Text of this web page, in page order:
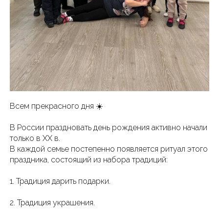
Всем прекрасного дня ☀️
В России праздновать день рождения активно начали
только в XX в.
В каждой семье постепенно появляется ритуал этого
праздника, состоящий из набора традиций:
1. Традиция дарить подарки.
2. Традиция украшения.